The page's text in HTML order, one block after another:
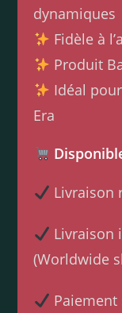
dynamiques
Fidèle à
Produit
Idéal
Era
Livraison
Livraison
(Worldwide
Paiement